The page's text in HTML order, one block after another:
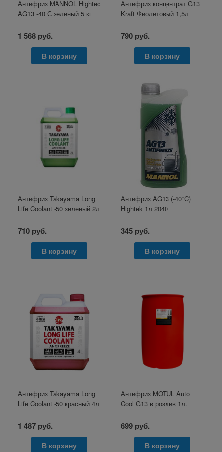
Антифриз MANNOL Hightec
AG13 -40 С зеленый 5 кг
1 568 руб.
В корзину
Антифриз концентрат G13
Kraft Фиолетовый 1,5л
790 руб.
В корзину
Антифриз Takayama Long
Life Coolant -50 зеленый 2л
710 руб.
В корзину
Антифриз AG13 (-40*C)
Hightek 1л 2040
345 руб.
В корзину
Антифриз Takayama Long
Life Coolant -50 красный 4л
1 487 руб.
В корзину
Антифриз MOTUL Auto
Cool G13 в розлив 1л.
699 руб.
В корзину